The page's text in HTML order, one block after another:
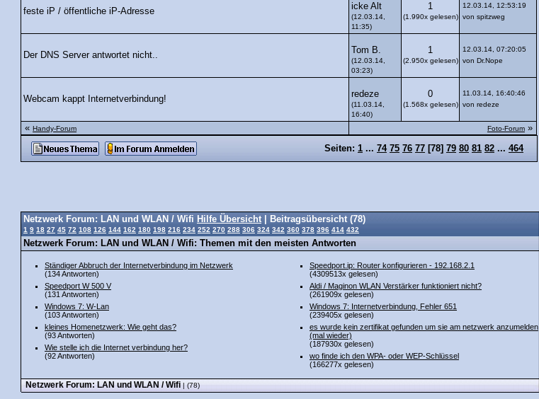
feste iP / öffentliche iP-Adresse
icke Alt
(12.03.14,
11:35)
1
(1.990x gelesen)
12.03.14, 12:53:19
von spitzweg
Der DNS Server antwortet nicht..
Tom B.
(12.03.14,
03:23)
1
(2.950x gelesen)
12.03.14, 07:20:05
von Dr.Nope
Webcam kappt Internetverbindung!
redeze
(11.03.14,
16:40)
0
(1.568x gelesen)
11.03.14, 16:40:46
von redeze
«Handy-Forum Foto-Forum»
Seiten: 1 ... 74 75 76 77 [78] 79 80 81 82 ... 464
Netzwerk Forum: LAN und WLAN / Wifi Hilfe Übersicht | Beitragsübersicht (78)
1 9 18 27 45 72 108 126 144 162 180 198 216 234 252 270 288 306 324 342 360 378 396 414 432
Netzwerk Forum: LAN und WLAN / Wifi: Themen mit den meisten Antworten
Ständiger Abbruch der Internetverbindung im Netzwerk
(134 Antworten)
Speedport W 500 V
(131 Antworten)
Windows 7: W-Lan
(103 Antworten)
kleines Homenetzwerk: Wie geht das?
(93 Antworten)
Wie stelle ich die Internet verbindung her?
(92 Antworten)
Speedport.ip: Router konfigurieren - 192.168.2.1
(4309513x gelesen)
Aldi / Maginon WLAN Verstärker funktioniert nicht?
(261909x gelesen)
Windows 7: Internetverbindung, Fehler 651
(239405x gelesen)
es wurde kein zertifikat gefunden um sie am netzwerk anzumelden
(mal wieder)
(187930x gelesen)
wo finde ich den WPA- oder WEP-Schlüssel
(166277x gelesen)
Netzwerk Forum: LAN und WLAN / Wifi | (78)